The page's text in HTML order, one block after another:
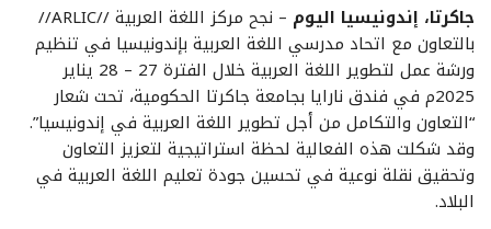
جاكرتا، إندونيسيا اليوم
– نجح مركز اللغة العربية //ARLIC//
بالتعاون مع اتحاد مدرسي اللغة العربية بإندونيسيا في تنظيم
ورشة عمل لتطوير اللغة العربية خلال الفترة 27 – 28 يناير
2025م في فندق نارايا بجامعة جاكرتا الحكومية، تحت شعار
“التعاون والتكامل من أجل تطوير اللغة العربية في إندونيسيا”.
وقد شكلت هذه الفعالية لحظة استراتيجية لتعزيز التعاون
وتحقيق نقلة نوعية في تحسين جودة تعليم اللغة العربية في
البلاد.